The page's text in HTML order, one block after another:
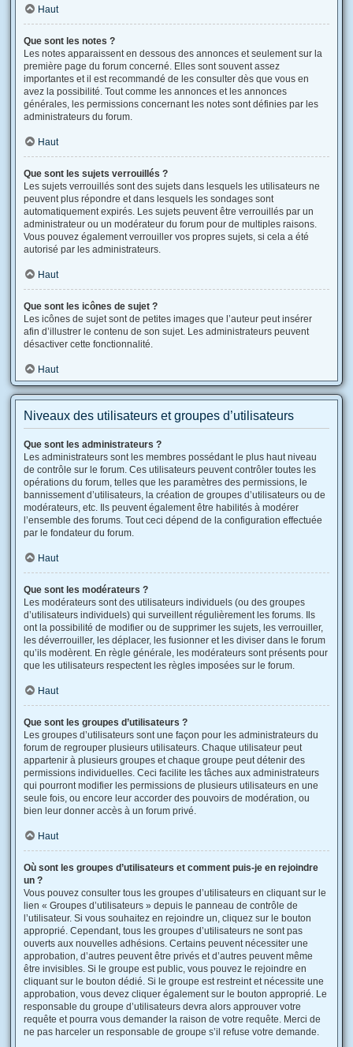
Haut
Que sont les notes ?
Les notes apparaissent en dessous des annonces et seulement sur la
première page du forum concerné. Elles sont souvent assez
importantes et il est recommandé de les consulter dès que vous en
avez la possibilité. Tout comme les annonces et les annonces
générales, les permissions concernant les notes sont définies par les
administrateurs du forum.
Haut
Que sont les sujets verrouillés ?
Les sujets verrouillés sont des sujets dans lesquels les utilisateurs ne
peuvent plus répondre et dans lesquels les sondages sont
automatiquement expirés. Les sujets peuvent être verrouillés par un
administrateur ou un modérateur du forum pour de multiples raisons.
Vous pouvez également verrouiller vos propres sujets, si cela a été
autorisé par les administrateurs.
Haut
Que sont les icônes de sujet ?
Les icônes de sujet sont de petites images que l’auteur peut insérer
afin d’illustrer le contenu de son sujet. Les administrateurs peuvent
désactiver cette fonctionnalité.
Haut
Niveaux des utilisateurs et groupes d’utilisateurs
Que sont les administrateurs ?
Les administrateurs sont les membres possédant le plus haut niveau
de contrôle sur le forum. Ces utilisateurs peuvent contrôler toutes les
opérations du forum, telles que les paramètres des permissions, le
bannissement d’utilisateurs, la création de groupes d’utilisateurs ou de
modérateurs, etc. Ils peuvent également être habilités à modérer
l’ensemble des forums. Tout ceci dépend de la configuration effectuée
par le fondateur du forum.
Haut
Que sont les modérateurs ?
Les modérateurs sont des utilisateurs individuels (ou des groupes
d’utilisateurs individuels) qui surveillent régulièrement les forums. Ils
ont la possibilité de modifier ou de supprimer les sujets, les verrouiller,
les déverrouiller, les déplacer, les fusionner et les diviser dans le forum
qu’ils modèrent. En règle générale, les modérateurs sont présents pour
que les utilisateurs respectent les règles imposées sur le forum.
Haut
Que sont les groupes d’utilisateurs ?
Les groupes d’utilisateurs sont une façon pour les administrateurs du
forum de regrouper plusieurs utilisateurs. Chaque utilisateur peut
appartenir à plusieurs groupes et chaque groupe peut détenir des
permissions individuelles. Ceci facilite les tâches aux administrateurs
qui pourront modifier les permissions de plusieurs utilisateurs en une
seule fois, ou encore leur accorder des pouvoirs de modération, ou
bien leur donner accès à un forum privé.
Haut
Où sont les groupes d’utilisateurs et comment puis-je en rejoindre
un ?
Vous pouvez consulter tous les groupes d’utilisateurs en cliquant sur le
lien « Groupes d’utilisateurs » depuis le panneau de contrôle de
l’utilisateur. Si vous souhaitez en rejoindre un, cliquez sur le bouton
approprié. Cependant, tous les groupes d’utilisateurs ne sont pas
ouverts aux nouvelles adhésions. Certains peuvent nécessiter une
approbation, d’autres peuvent être privés et d’autres peuvent même
être invisibles. Si le groupe est public, vous pouvez le rejoindre en
cliquant sur le bouton dédié. Si le groupe est restreint et nécessite une
approbation, vous devez cliquer également sur le bouton approprié. Le
responsable du groupe d’utilisateurs devra alors approuver votre
requête et pourra vous demander la raison de votre requête. Merci de
ne pas harceler un responsable de groupe s’il refuse votre demande.